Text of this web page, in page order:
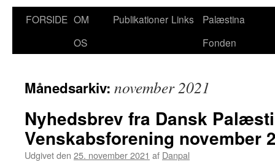
Hop
FORSIDE OM
OS
Publikationer Links
Palæstina
Fonden
Månedsarkiv: november 2021
Nyhedsbrev fra Dansk
Venskabsforening november
Udgivet den 25. november 2021 af Danpal